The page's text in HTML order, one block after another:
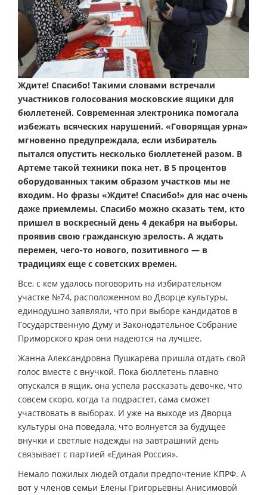
Ждите! Спасибо! Такими словами встречали
участников голосования московские ящики для
бюллетеней. Современная электроника помогала
избежать всяческих нарушений. «Говорящая урна»
мгновенно предупреждала, если избиратель
пытался опустить несколько бюллетеней разом. В
Артеме такой техники пока нет. В 5 процентов
оборудованных таким образом участков мы не
входим. Но фразы «Ждите! Спасибо!» для нас очень
даже приемлемы. Спасибо можно сказать тем, кто
пришел в воскресный день 4 декабря на выборы,
проявив свою гражданскую зрелость. А ждать
перемен, чего-то нового, позитивного — в
традициях еще с советских времен.
Все, с кем удалось поговорить на избирательном
участке №74, расположенном во Дворце культуры,
единодушно заявляли, что при выборе кандидатов в
Государственную Думу и Законодательное Собрание
Приморского края они надеются на лучшее.
Жанна Александровна Пушкарева пришла отдать свой
голос вместе с внучкой. Пока бюллетень плавно
опускался в ящик, она успела рассказать девочке, что
совсем скоро, когда та подрастет, сама сможет
участвовать в выборах. И уже на выходе из Дворца
культуры она поведала, что волнуется за будущее
внучки и светлые надежды на завтрашний день
связывает с партией «Единая Россия».
Немало пожилых людей отдали предпочтение КПРФ. А
вот у членов семьи Елены Григорьевны Анисимовой